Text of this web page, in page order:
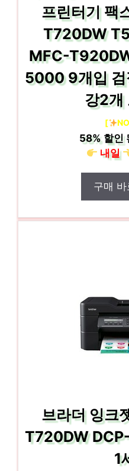
프린터기 팩
T720DW
MFC-
5000 9개입 검
강2개
[
58%할인
내일
구매 바
브라더 잉크
T720DW
1